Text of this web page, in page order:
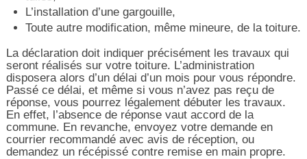
L’installation d’une gargouille,
Toute autre modification, même mineure, de la toiture.
La déclaration doit indiquer précisément les travaux qui
seront réalisés sur votre toiture. L’administration
disposera alors d’un délai d’un mois pour vous répondre.
Passé ce délai, et même si vous n’avez pas reçu de
réponse, vous pourrez légalement débuter les travaux.
En effet, l’absence de réponse vaut accord de la
commune. En revanche, envoyez votre demande en
courrier recommandé avec avis de réception, ou
demandez un récépissé contre remise en main propre.